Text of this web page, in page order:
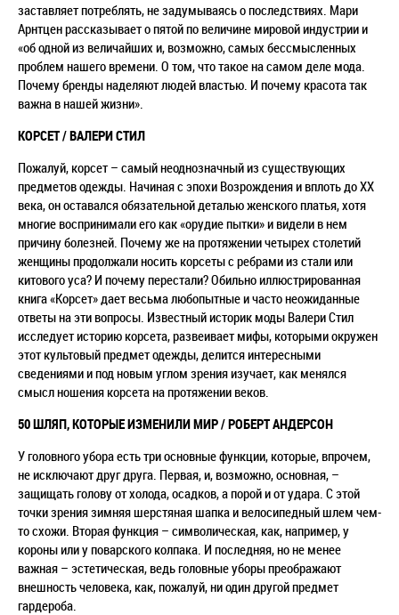
заставляет потреблять, не задумываясь о последствиях. Мари
Арнтцен рассказывает о пятой по величине мировой индустрии и
«об одной из величайших и, возможно, самых бессмысленных
проблем нашего времени. О том, что такое на самом деле мода.
Почему бренды наделяют людей властью. И почему красота так
важна в нашей жизни».
КОРСЕТ / ВАЛЕРИ СТИЛ
Пожалуй, корсет – самый неоднозначный из существующих
предметов одежды. Начиная с эпохи Возрождения и вплоть до XX
века, он оставался обязательной деталью женского платья, хотя
многие воспринимали его как «орудие пытки» и видели в нем
причину болезней. Почему же на протяжении четырех столетий
женщины продолжали носить корсеты с ребрами из стали или
китового уса? И почему перестали? Обильно иллюстрированная
книга «Корсет» дает весьма любопытные и часто неожиданные
ответы на эти вопросы. Известный историк моды Валери Стил
исследует историю корсета, развеивает мифы, которыми окружен
этот культовый предмет одежды, делится интересными
сведениями и под новым углом зрения изучает, как менялся
смысл ношения корсета на протяжении веков.
50 ШЛЯП, КОТОРЫЕ ИЗМЕНИЛИ МИР / РОБЕРТ АНДЕРСОН
У головного убора есть три основные функции, которые, впрочем,
не исключают друг друга. Первая, и, возможно, основная, –
защищать голову от холода, осадков, а порой и от удара. С этой
точки зрения зимняя шерстяная шапка и велосипедный шлем чем-
то схожи. Вторая функция – символическая, как, например, у
короны или у поварского колпака. И последняя, но не менее
важная – эстетическая, ведь головные уборы преображают
внешность человека, как, пожалуй, ни один другой предмет
гардероба.